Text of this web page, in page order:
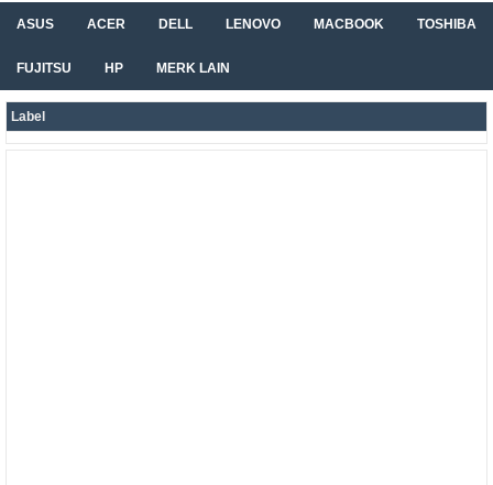
ASUS ACER DELL LENOVO MACBOOK TOSHIBA
FUJITSU HP MERK LAIN
Label